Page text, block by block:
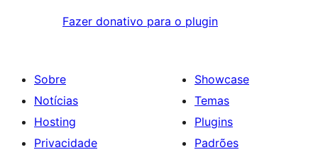
Fazer donativo para o plugin
Sobre
Notícias
Hosting
Privacidade
Showcase
Temas
Plugins
Padrões